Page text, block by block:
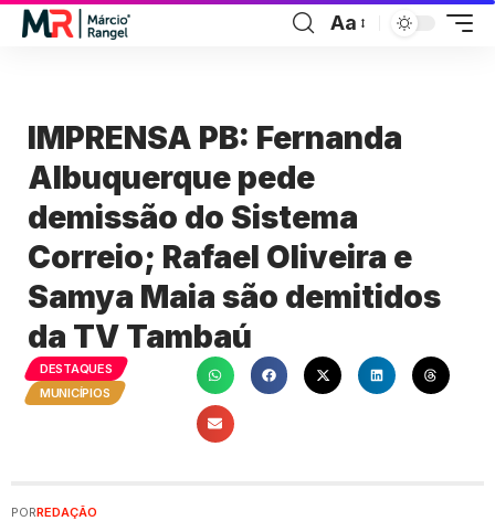
Aa
IMPRENSA PB: Fernanda
Albuquerque pede
demissão do Sistema
Correio; Rafael Oliveira e
Samya Maia são demitidos
da TV Tambaú
DESTAQUES
MUNICÍPIOS
PORREDAÇÃO